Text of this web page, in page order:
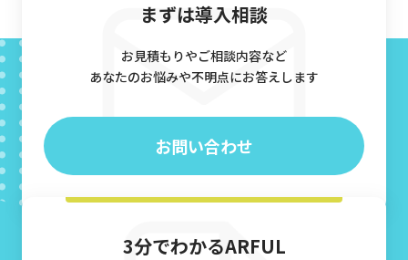
まずは導入相談
お見積もりやご相談内容など
あなたのお悩みや不明点にお答えします
お問い合わせ
3分でわかるARFUL